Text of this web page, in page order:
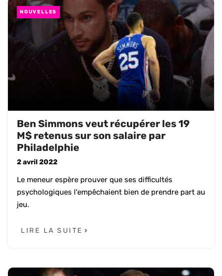
NOUVELLES
Ben Simmons veut récupérer les 19
M$ retenus sur son salaire par
Philadelphie
2 avril 2022
Le meneur espère prouver que ses difficultés
psychologiques l'empêchaient bien de prendre part au
jeu.
LIRE LA SUITE